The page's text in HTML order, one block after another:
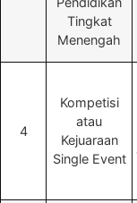
Tingkat
Menengah
4
Kompetisi
atau
Kejuaraan
Single Event